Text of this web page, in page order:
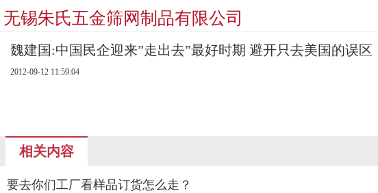
无锡朱氏五金筛网制品有限公司
魏建国:中国民企迎来”走出去”最好时期 避开只去美国的误区
2012-09-12 11:59:04
相关内容
要去你们工厂看样品订货怎么走？